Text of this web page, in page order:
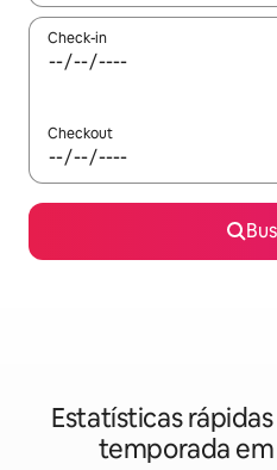
Check-in
Checkout
Estatísticas
temporada